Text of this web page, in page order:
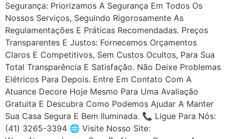
Segurança: Priorizamos A Segurança Em Todos Os
Nossos Serviços, Seguindo Rigorosamente As
Regulamentações E Práticas Recomendadas. Preços
Transparentes E Justos: Fornecemos Orçamentos
Claros E Competitivos, Sem Custos Ocultos, Para Sua
Total Transparência E Satisfação. Não Deixe Problemas
Elétricos Para Depois. Entre Em Contato Com A
Atuance Decore Hoje Mesmo Para Uma Avaliação
Gratuita E Descubra Como Podemos Ajudar A Manter
Sua Casa Segura E Bem Iluminada. 📞 Ligue Para Nós:
(41) 3265-3394 🌐 Visite Nosso Site: